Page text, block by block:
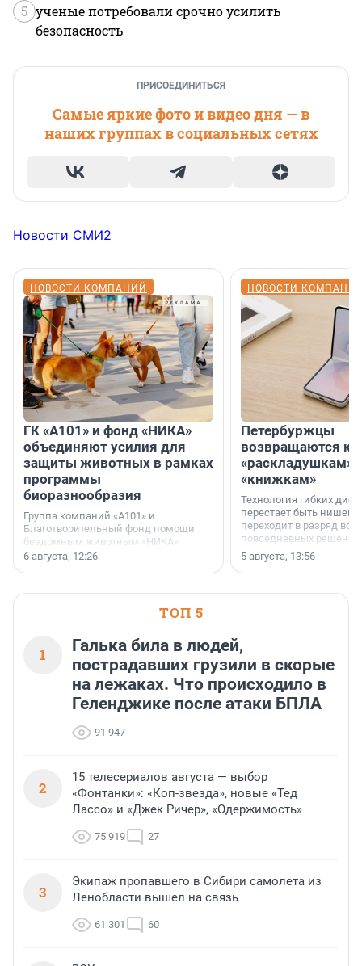
5 ученые потребовали срочно усилить
безопасность
ПРИСОЕДИНИТЬСЯ
Самые яркие фото и видео дня — в
наших группах в социальных сетях
Новости СМИ2
НОВОСТИ КОМПАНИЙ
ГК «А101» и фонд «НИКА»
объединяют усилия для
защиты животных в рамках
программы
биоразнообразия
Группа компаний «А101» и
Благотворительный фонд помощи
бездомным животным «НИКА»
заключили соглашение о
6 августа, 12:26
НОВОСТИ
Петербуржцы
возвращаются к
«раскладушкам»
«книжкам»
Технология гибких
перестает быть
переходит в разряд
повседневных
5 августа, 13:56
ТОП 5
1
Галька била в людей,
пострадавших грузили в скорые
на лежаках. Что происходило в
Геленджике после атаки БПЛА
91 947
2
15 телесериалов августа — выбор
«Фонтанки»: «Коп-звезда», новые «Тед
Лассо» и «Джек Ричер», «Одержимость»
75 919 27
3
Экипаж пропавшего в Сибири самолета из
Ленобласти вышел на связь
61 301 60